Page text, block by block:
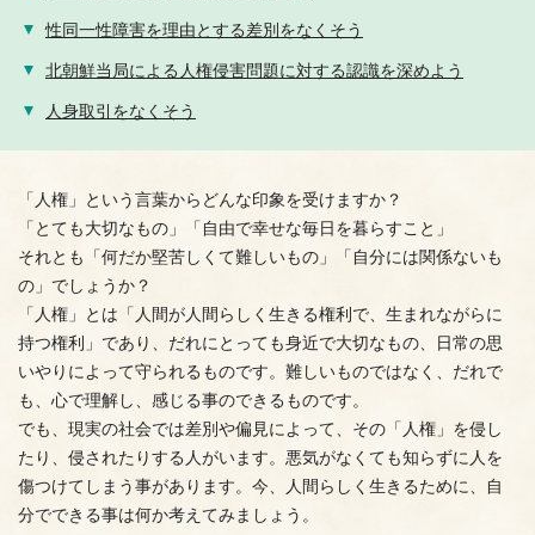
性同一性障害を理由とする差別をなくそう
北朝鮮当局による人権侵害問題に対する認識を深めよう
人身取引をなくそう
「人権」という言葉からどんな印象を受けますか？
「とても大切なもの」「自由で幸せな毎日を暮らすこと」
それとも「何だか堅苦しくて難しいもの」「自分には関係ないも
の」でしょうか？
「人権」とは「人間が人間らしく生きる権利で、生まれながらに
持つ権利」であり、だれにとっても身近で大切なもの、日常の思
いやりによって守られるものです。難しいものではなく、だれで
も、心で理解し、感じる事のできるものです。
でも、現実の社会では差別や偏見によって、その「人権」を侵し
たり、侵されたりする人がいます。悪気がなくても知らずに人を
傷つけてしまう事があります。今、人間らしく生きるために、自
分でできる事は何か考えてみましょう。